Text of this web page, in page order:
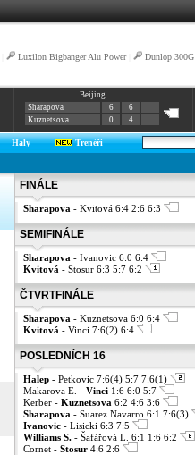
Luxilon Bigbanger Alu Power| Dunlop 300G
Beijing
Sharapova
6
6
Kuznetsova
0 4
Haly Trenéři
FINÁLE
Sharapova - Kvitová 6:4 2:6 6:3
SEMIFINÁLE
Sharapova - Ivanovic 6:0 6:4
Kvitová - Stosur 6:3 5:7 6:2
ČTVRTFINÁLE
Sharapova - Kuznetsova 6:0 6:4
Kvitová - Vinci 7:6(2) 6:4
POSLEDNÍCH 16
Halep - Petkovic 7:6(4) 5:7 7:6(1)
Makarova E. - Vinci 1:6 6:0 5:7
Kerber - Kuznetsova 6:2 4:6 3:6
Sharapova - Suarez Navarro 6:1 7:6(3)
Ivanovic - Lisicki 6:3 7:5
Williams S. - Šafářová L. 6:1 1:6 6:2
Cornet - Stosur 4:6 2:6